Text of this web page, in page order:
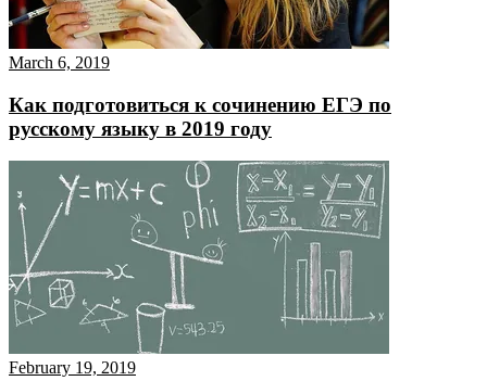
March 6, 2019
Как подготовиться к сочинению ЕГЭ по
русскому языку в 2019 году
February 19, 2019